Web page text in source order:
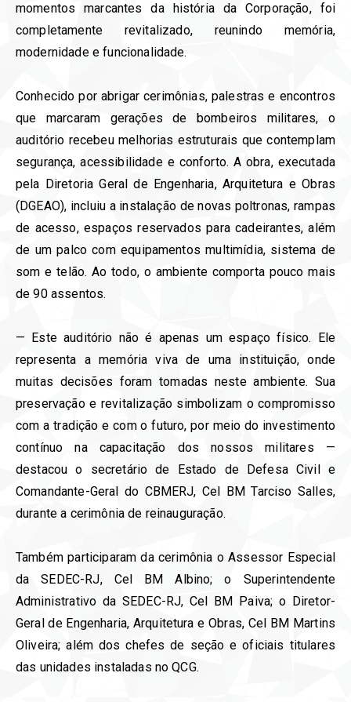
momentos marcantes da história da Corporação, foi
completamente revitalizado, reunindo memória,
modernidade e funcionalidade.
Conhecido por abrigar cerimônias, palestras e encontros
que marcaram gerações de bombeiros militares, o
auditório recebeu melhorias estruturais que contemplam
segurança, acessibilidade e conforto. A obra, executada
pela Diretoria Geral de Engenharia, Arquitetura e Obras
(DGEAO), incluiu a instalação de novas poltronas, rampas
de acesso, espaços reservados para cadeirantes, além
de um palco com equipamentos multimídia, sistema de
som e telão. Ao todo, o ambiente comporta pouco mais
de 90 assentos.
— Este auditório não é apenas um espaço físico. Ele
representa a memória viva de uma instituição, onde
muitas decisões foram tomadas neste ambiente. Sua
preservação e revitalização simbolizam o compromisso
com a tradição e com o futuro, por meio do investimento
contínuo na capacitação dos nossos militares —
destacou o secretário de Estado de Defesa Civil e
Comandante-Geral do CBMERJ, Cel BM Tarciso Salles,
durante a cerimônia de reinauguração.
Também participaram da cerimônia o Assessor Especial
da SEDEC-RJ, Cel BM Albino; o Superintendente
Administrativo da SEDEC-RJ, Cel BM Paiva; o Diretor-
Geral de Engenharia, Arquitetura e Obras, Cel BM Martins
Oliveira; além dos chefes de seção e oficiais titulares
das unidades instaladas no QCG.